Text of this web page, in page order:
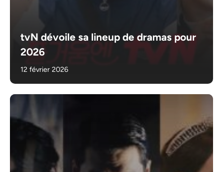
tvN dévoile sa lineup de dramas pour
2026
12 février 2026